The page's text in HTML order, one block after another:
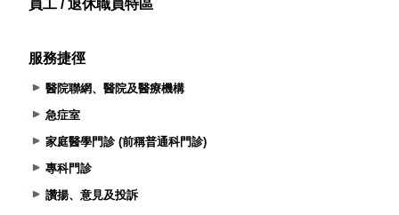
員工 / 退休職員特區
服務捷徑
醫院聯網、醫院及醫療機構
急症室
家庭醫學門診 (前稱普通科門診)
專科門診
讚揚、意見及投訴